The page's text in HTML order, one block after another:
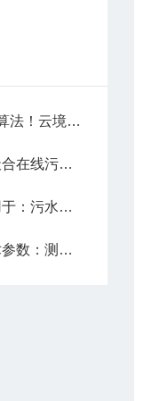
无惧复杂水体稳定输出
泥浓度实时监测
测及智慧水务系统中
分辨率可达0.1mg/L